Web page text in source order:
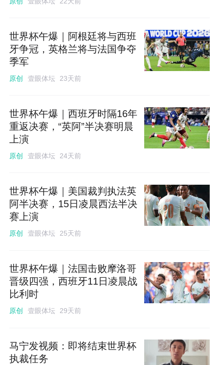
世界杯午爆｜阿根廷将与西班
牙争冠，英格兰将与法国争夺
季军
原创 壹眼体坛 23天前
世界杯午爆｜西班牙时隔16年
重返决赛，“英阿”半决赛明晨
上演
原创 壹眼体坛 24天前
世界杯午爆｜美国裁判执法英
阿半决赛，15日凌晨西法半决
赛上演
原创 壹眼体坛 25天前
世界杯午爆｜法国击败摩洛哥
晋级四强，西班牙11日凌晨战
比利时
原创 壹眼体坛 29天前
马宁发视频：即将结束世界杯
执裁任务